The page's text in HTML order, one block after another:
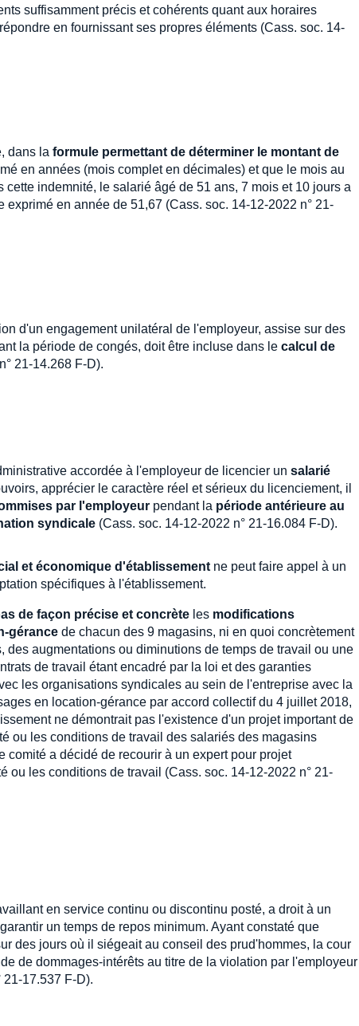
suffisamment précis et cohérents quant aux horaires
en fournissant ses propres éléments (Cass. soc. 14-
dans la formule permettant de déterminer le montant de
en années (mois complet en décimales) et que le mois au
indemnité, le salarié âgé de 51 ans, 7 mois et 10 jours a
en année de 51,67 (Cass. soc. 14-12-2022 n° 21-
d'un engagement unilatéral de l'employeur, assise sur des
la période de congés, doit être incluse dans le calcul de
21-14.268 F-D).
accordée à l'employeur de licencier un salarié
apprécier le caractère réel et sérieux du licenciement, il
par l'employeur pendant la période antérieure au
syndicale (Cass. soc. 14-12-2022 n° 21-16.084 F-D).
et économique d'établissement ne peut faire appel à un
spécifiques à l'établissement.
de façon précise et concrète les modifications
gérance de chacun des 9 magasins, ni en quoi concrètement
augmentations ou diminutions de temps de travail ou une
de travail étant encadré par la loi et des garanties
les organisations syndicales au sein de l'entreprise avec la
en location-gérance par accord collectif du 4 juillet 2018,
ne démontrait pas l'existence d'un projet important de
ou les conditions de travail des salariés des magasins
a décidé de recourir à un expert pour projet
ou les conditions de travail (Cass. soc. 14-12-2022 n° 21-
en service continu ou discontinu posté, a droit à un
un temps de repos minimum. Ayant constaté que
des jours où il siégeait au conseil des prud'hommes, la cour
de dommages-intérêts au titre de la violation par l'employeur
17.537 F-D).